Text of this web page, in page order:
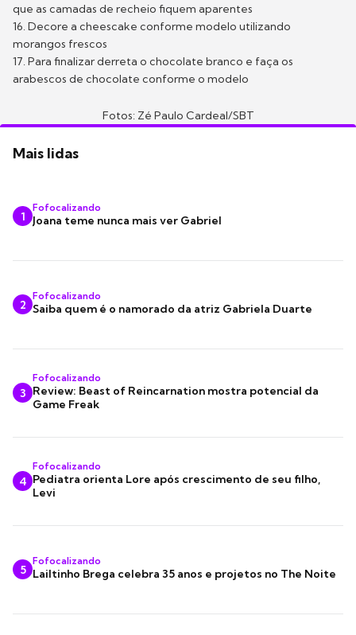
que as camadas de recheio fiquem aparentes
16. Decore a cheescake conforme modelo utilizando
morangos frescos
17. Para finalizar derreta o chocolate branco e faça os
arabescos de chocolate conforme o modelo
Fotos: Zé Paulo Cardeal/SBT
Mais lidas
1
Fofocalizando
Joana teme nunca mais ver Gabriel
2
Fofocalizando
Saiba quem é o namorado da atriz Gabriela Duarte
3
Fofocalizando
Review: Beast of Reincarnation mostra potencial da
Game Freak
4
Fofocalizando
Pediatra orienta Lore após crescimento de seu filho,
Levi
5
Fofocalizando
Lailtinho Brega celebra 35 anos e projetos no The Noite